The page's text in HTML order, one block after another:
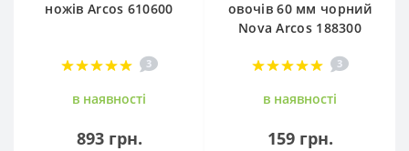
ножів Arcos 610600
3
в наявностi
893 грн.
овочів 60 мм чорний
Nova Arcos 188300
3
в наявностi
159 грн.